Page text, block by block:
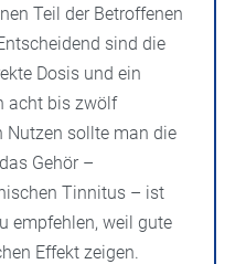
Teil der Betroffenen
sind die
Dosis und ein
acht bis zwölf
Nutzen sollte man die
Gehör –
Tinnitus – ist
empfehlen, weil gute
Effekt zeigen.